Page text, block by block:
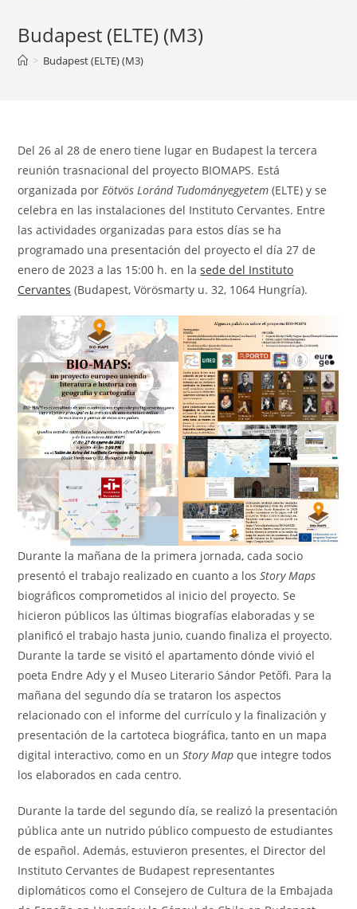
Budapest (ELTE) (M3)
> Budapest (ELTE) (M3)
Del 26 al 28 de enero tiene lugar en Budapest la tercera
reunión trasnacional del proyecto BIOMAPS. Está
organizada porEötvös Loránd Tudományegyetem (ELTE) y se
celebra en las instalaciones del Instituto Cervantes. Entre
las actividades organizadas para estos días se ha
programado una presentación del proyecto el día 27 de
enero de 2023 a las 15:00 h. en lasede del Instituto
Cervantes (Budapest, Vörösmarty u. 32, 1064 Hungría).
Durante la mañana de la primera jornada, cada socio
presentó el trabajo realizado en cuanto a losStory Maps
biográficos comprometidos al inicio del proyecto. Se
hicieron públicos las últimas biografías elaboradas y se
planificó el trabajo hasta junio, cuando finaliza el proyecto.
Durante la tarde se visitó el apartamento dónde vivió el
poeta Endre Ady y el Museo Literario Sándor Petőfi. Para la
mañana del segundo día se trataron los aspectos
relacionado con el informe del currículo y la finalización y
presentación de la cartoteca biográfica, tanto en un mapa
digital interactivo, como en unStory Map que integre todos
los elaborados en cada centro.
Durante la tarde del segundo día, se realizó la presentación
pública ante un nutrido público compuesto de estudiantes
de español. Además, estuvieron presentes, el Director del
Instituto Cervantes de Budapest representantes
diplomáticos como el Consejero de Cultura de la Embajada